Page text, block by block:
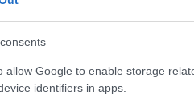
allow Google to enable storage
identifiers in apps.
di ricovero è stata
come prima firma, quella
del Comitato
all’Università di Napoli.